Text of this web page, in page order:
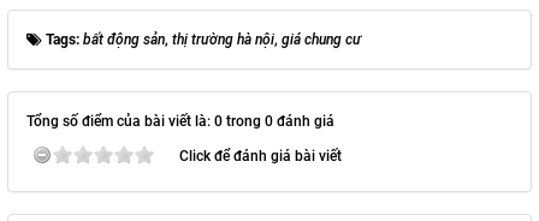
Tags: bất động sản, thị trường hà nội, giá chung cư
Tổng số điểm của bài viết là: 0 trong 0 đánh giá
Click để đánh giá bài viết